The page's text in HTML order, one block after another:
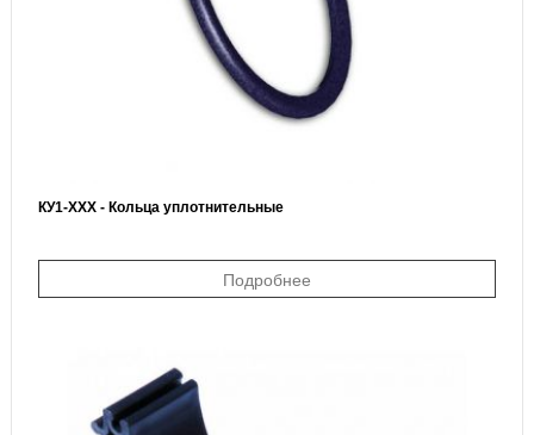
КУ1-ХХХ - Кольца уплотнительные
Подробнее